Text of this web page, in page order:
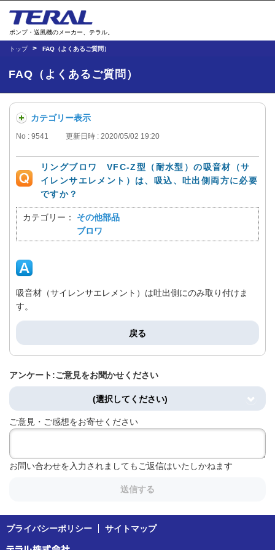
ポンプ・送風機のメーカー、テラル。
トップ FAQ（よくあるご質問）
FAQ（よくあるご質問）
カテゴリー表示
No : 9541 更新日時 : 2020/05/02 19:20
リングブロワ VFC-Z型（耐水型）の吸音材（サ
イレンサエレメント）は、吸込、吐出側両方に必要
ですか？
カテゴリー：
その他部品
ブロワ
吸音材（サイレンサエレメント）は吐出側にのみ取り付けま
す。
戻る
アンケート:ご意見をお聞かせください
(選択してください)
ご意見・ご感想をお寄せください
お問い合わせを入力されましてもご返信はいたしかねます
送信する
プライバシーポリシー サイトマップ